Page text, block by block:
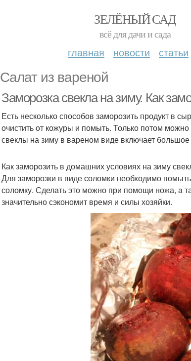
ЗЕЛЁНЫЙ САД
всё для дачи и сада
главная новости статьи
Салат из вареной
Заморозка свекла на зиму. Как
Есть несколько способов заморозить продукт в
очистить от кожуры и помыть. Только потом
свеклы на зиму в вареном виде включает большое
Как заморозить в домашних условиях на зиму
Для заморозки в виде соломки необходимо
соломку. Сделать это можно при помощи ножа, а
значительно сэкономит время и силы хозяйки.